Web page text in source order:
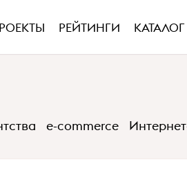
РЕЙТИНГИ
e-commerce